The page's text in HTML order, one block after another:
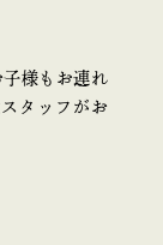
様もお連れ
タッフがお